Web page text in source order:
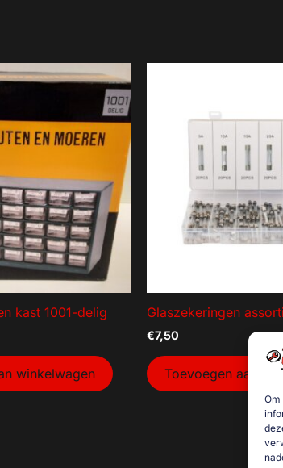
Om
kast 1001-delig
winkelwagen
Glaszekeringen
€7,50
Toevoegen aan